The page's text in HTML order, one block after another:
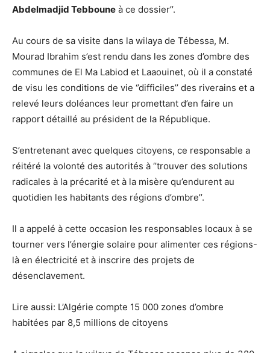
Abdelmadjid Tebboune à ce dossier’’.
Au cours de sa visite dans la wilaya de Tébessa, M.
Mourad Ibrahim s’est rendu dans les zones d’ombre des
communes de El Ma Labiod et Laaouinet, où il a constaté
de visu les conditions de vie ‘’difficiles’’ des riverains et a
relevé leurs doléances leur promettant d’en faire un
rapport détaillé au président de la République.
S’entretenant avec quelques citoyens, ce responsable a
réitéré la volonté des autorités à ‘’trouver des solutions
radicales à la précarité et à la misère qu’endurent au
quotidien les habitants des régions d’ombre’’.
Il a appelé à cette occasion les responsables locaux à se
tourner vers l’énergie solaire pour alimenter ces régions-
là en électricité et à inscrire des projets de
désenclavement.
Lire aussi: L’Algérie compte 15 000 zones d’ombre
habitées par 8,5 millions de citoyens